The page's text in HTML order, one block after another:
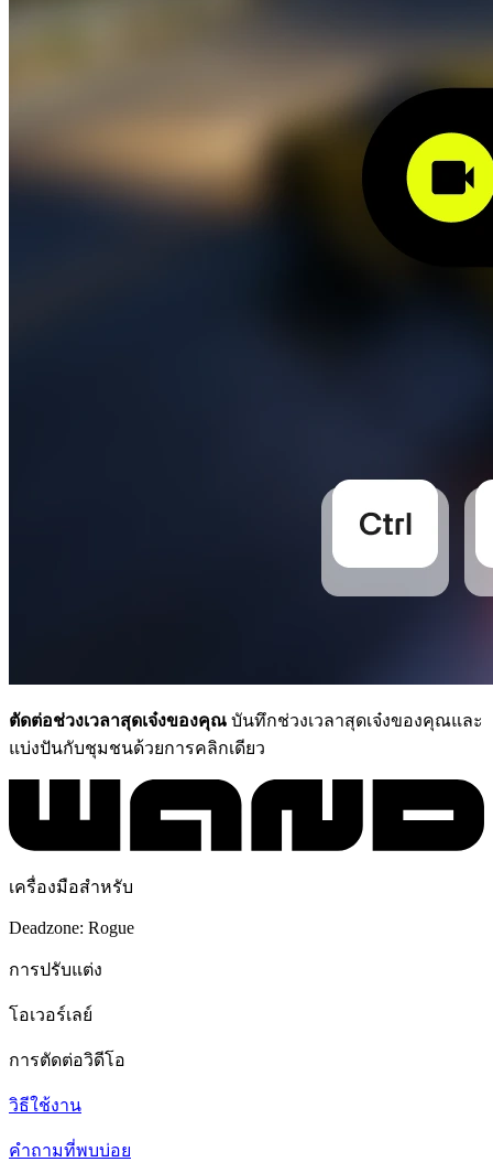
ตัดต่อช่วงเวลาสุดเจ๋งของคุณ บันทึกช่วงเวลาสุดเจ๋งของคุณและ
แบ่งปันกับชุมชนด้วยการคลิกเดียว
เครื่องมือสำหรับ
Deadzone: Rogue
การปรับแต่ง
โอเวอร์เลย์
การตัดต่อวิดีโอ
วิธีใช้งาน
คำถามที่พบบ่อย